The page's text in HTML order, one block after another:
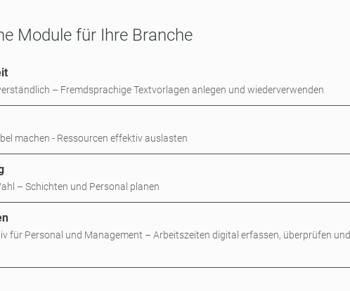
Module für Ihre Branche
– Fremdsprachige Textvorlagen anlegen und wiederverwenden
machen - Ressourcen effektiv auslasten
– Schichten und Personal planen
für Personal und Management – Arbeitszeiten digital erfassen, überprüfen und